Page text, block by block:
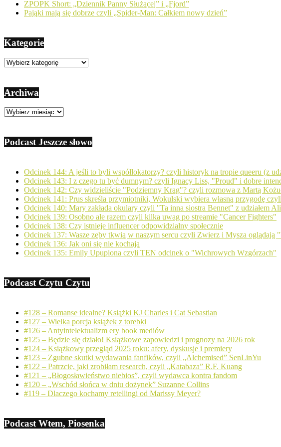
ZPOPK Short: „Dziennik Panny Służącej” i „Fjord”
Pająki mają się dobrze czyli „Spider-Man: Całkiem nowy dzień”
Kategorie
Kategorie
Archiwa
Archiwa
Podcast Jeszcze słowo
Odcinek 144: A jeśli to byli współlokatorzy? czyli historyk na tropie queeru (z
Odcinek 143: I z czego tu być dumnym? czyli Ignacy Liss, "Proud" i dobre
Odcinek 142: Czy widzieliście "Podziemny Krąg"? czyli rozmowa z Martą
Odcinek 141: Prus skreśla przymiotniki, Wokulski wybiera własną przygodę
Odcinek 140: Mary zakłada okulary czyli "Ta inna siostra Bennet" z udziałem
Odcinek 139: Osobno ale razem czyli kilka uwag po streamie "Cancer Fighters"
Odcinek 138: Czy istnieje influencer odpowidzialny społecznie
Odcinek 137: Wasze zęby tkwią w naszym sercu czyli Zwierz i Mysza oglądają
Odcinek 136: Jak oni się nie kochają
Odcinek 135: Emily Upupiona czyli TEN odcinek o "Wichrowych Wzgórzach"
Podcast Czytu Czytu
#128 – Romanse idealne? Książki KJ Charles i Cat Sebastian
#127 – Wielka porcja książek z torebki
#126 – Antyintelektualizm ery book mediów
#125 – Będzie się działo! Książkowe zapowiedzi i prognozy na 2026 rok
#124 – Książkowy przegląd 2025 roku: afery, dyskusje i premiery
#123 – Zgubne skutki wydawania fanfików, czyli „Alchemised” SenLinYu
#122 – Patrzcie, jaki zrobiłam research, czyli „Katabaza” R.F. Kuang
#121 – „Błogosławieństwo niebios”, czyli wydawca kontra fandom
#120 – „Wschód słońca w dniu dożynek” Suzanne Collins
#119 – Dlaczego kochamy retellingi od Marissy Meyer?
Podcast Wtem, Piosenka